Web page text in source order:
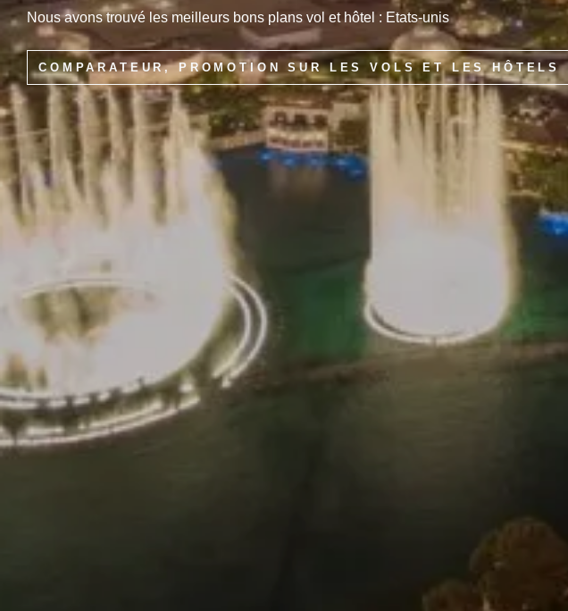
Nous avons trouvé les meilleurs bons plans vol et hôtel : Etats-unis
COMPARATEUR, PROMOTION SUR LES VOLS ET LES HÔTELS